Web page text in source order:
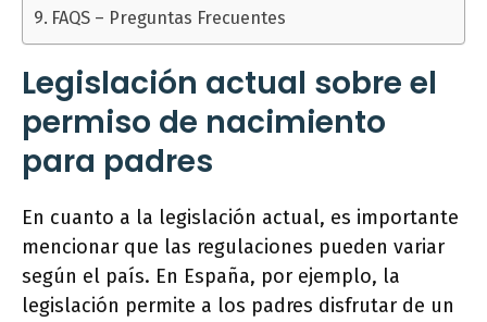
FAQS – Preguntas Frecuentes
Legislación actual sobre el
permiso de nacimiento
para padres
En cuanto a la legislación actual, es importante
mencionar que las regulaciones pueden variar
según el país. En España, por ejemplo, la
legislación permite a los padres disfrutar de un